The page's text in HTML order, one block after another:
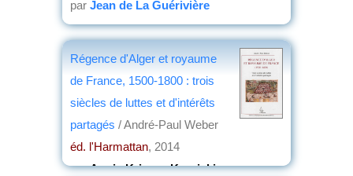
par Jean de La Guérivière
Régence d'Alger et royaume
de France, 1500-1800 : trois
siècles de luttes et d'intérêts
partagés / André-Paul Weber
éd. l'Harmattan, 2014
parAnnie Krieger-Krynicki